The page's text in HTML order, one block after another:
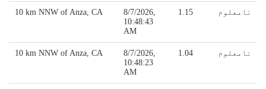
10 km NNW of Anza, CA
8/7/2026,
10:48:43
AM
1.15 نامعلوم
10 km NNW of Anza, CA
8/7/2026,
10:48:23
AM
1.04 نامعلوم